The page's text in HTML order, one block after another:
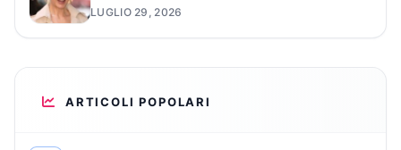
LUGLIO 29, 2026
ARTICOLI POPOLARI